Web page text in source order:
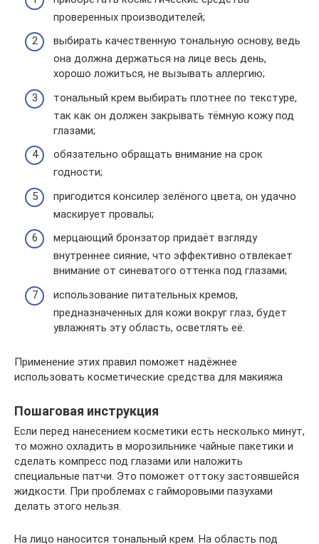
проверенных производителей;
выбирать качественную тональную основу, ведь
она должна держаться на лице весь день,
хорошо ложиться, не вызывать аллергию;
тональный крем выбирать плотнее по текстуре,
так как он должен закрывать тёмную кожу под
глазами;
обязательно обращать внимание на срок
годности;
пригодится консилер зелёного цвета, он удачно
маскирует провалы;
мерцающий бронзатор придаёт взгляду
внутреннее сияние, что эффективно отвлекает
внимание от синеватого оттенка под глазами;
использование питательных кремов,
предназначенных для кожи вокруг глаз, будет
увлажнять эту область, осветлять её.
Применение этих правил поможет надёжнее
использовать косметические средства для макияжа
Пошаговая инструкция
Если перед нанесением косметики есть несколько минут,
то можно охладить в морозильнике чайные пакетики и
сделать компресс под глазами или наложить
специальные патчи. Это поможет оттоку застоявшейся
жидкости. При проблемах с гайморовыми пазухами
делать этого нельзя.
На лицо наносится тональный крем. На область под